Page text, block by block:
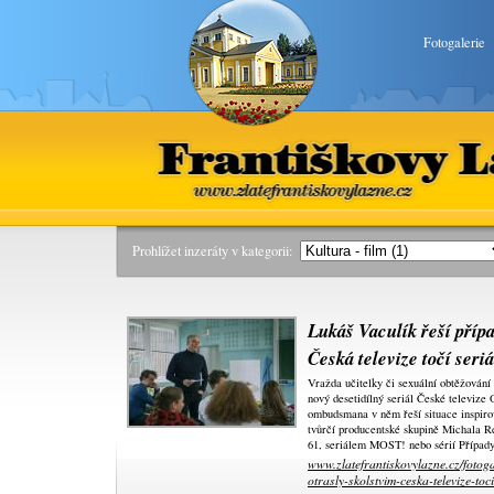
Fotogalerie
Prohlížet inzeráty v kategorii:
Lukáš Vaculík řeší
Česká televize točí
Vražda učitelky či sexuální
nový desetidílný seriál České televize
ombudsmana v něm řeší situace
tvůrčí producentské skupině Michala
61, seriálem MOST! nebo sérií
www.zlatefrantiskovylazne.cz/
otrasly-skolstvim-ceska-televize-